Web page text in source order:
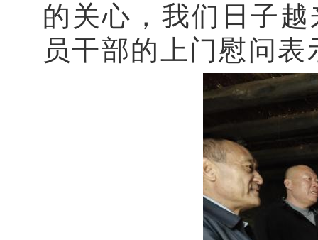
的关心，我们日子
员干部的上门慰问